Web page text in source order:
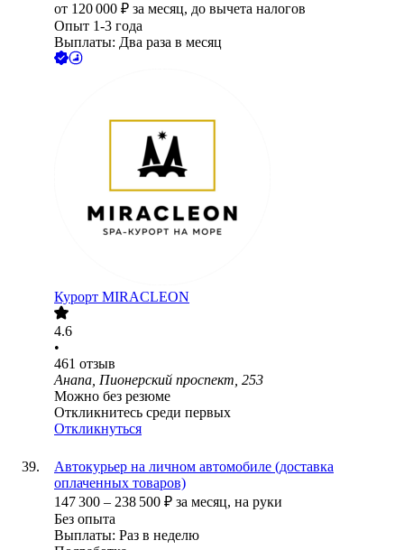
от 120 000 ₽ за месяц, до вычета налогов
Опыт 1-3 года
Выплаты: Два раза в месяц
Курорт MIRACLEON
4.6
•
461 отзыв
Анапа, Пионерский проспект, 253
Можно без резюме
Откликнитесь среди первых
Откликнуться
Автокурьер на личном автомобиле (доставка
оплаченных товаров)
147 300 – 238 500 ₽ за месяц, на руки
Без опыта
Выплаты: Раз в неделю